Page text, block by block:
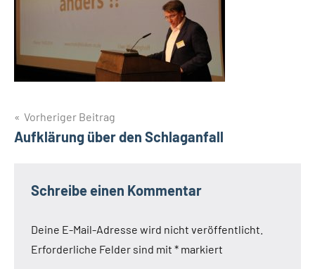
Beitragsnavigation
Vorheriger Beitrag
Aufklärung über den Schlaganfall
Schreibe einen Kommentar
Deine E-Mail-Adresse wird nicht veröffentlicht.
Erforderliche Felder sind mit * markiert